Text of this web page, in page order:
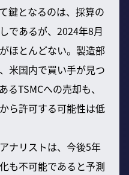
鍵となるのは、採算の
であるが、2024年8月
ほとんどない。製造部
米国内で買い手が見つ
TSMCへの売却も、
ら許可する可能性は低
ナリストは、今後5年
も不可能であると予測